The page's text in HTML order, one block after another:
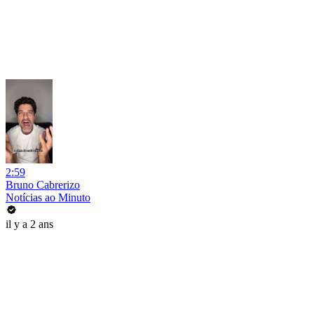
2:59
Bruno Cabrerizo
Notícias ao Minuto
il y a 2 ans